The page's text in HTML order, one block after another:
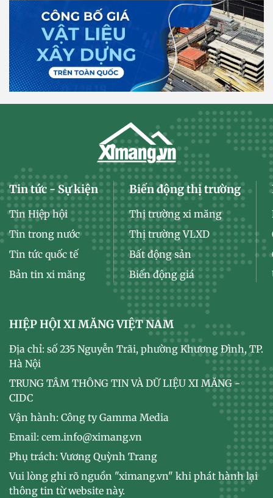
Tin tức - Sự kiện
Tin Hiệp hội
Tin trong nước
Tin tức quốc tế
Bản tin xi măng
Biến động thị trường
Thị trường xi măng
Thị trường VLXD
Bất động sản
Biến động giá
HIỆP HỘI XI MĂNG VIỆT NAM
Địa chỉ: số 235 Nguyễn Trãi, phường Khương Đình, TP.
Hà Nội
TRUNG TÂM THÔNG TIN VÀ DỮ LIỆU XI MĂNG -
CIDC
Vận hành: Công ty Gamma Media
Email: cem.info@ximang.vn
Phụ trách: Vương Quỳnh Trang
Vui lòng ghi rõ nguồn "ximang.vn" khi phát hành lại
thông tin từ website này.